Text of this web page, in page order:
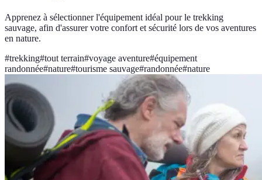
Apprenez à sélectionner l'équipement idéal pour le trekking
sauvage, afin d'assurer votre confort et sécurité lors de vos aventures
en nature.
#trekking#tout terrain#voyage aventure#équipement
randonnée#nature#tourisme sauvage#randonnée#nature